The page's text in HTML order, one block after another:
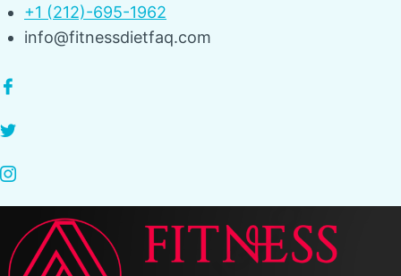
Skip
to
+1 (212)-695-1962
info@fitnessdietfaq.com